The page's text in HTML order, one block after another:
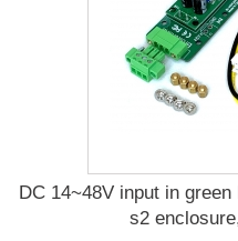
DC 14~48V input in
s2